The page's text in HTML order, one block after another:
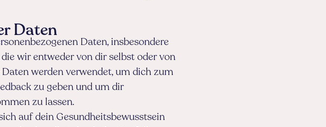
Daten
Daten, insbesondere
wir entweder von dir selbst oder von
werden verwendet, um dich zum
zu geben und um dir
zu lassen.
auf dein Gesundheitsbewusstsein